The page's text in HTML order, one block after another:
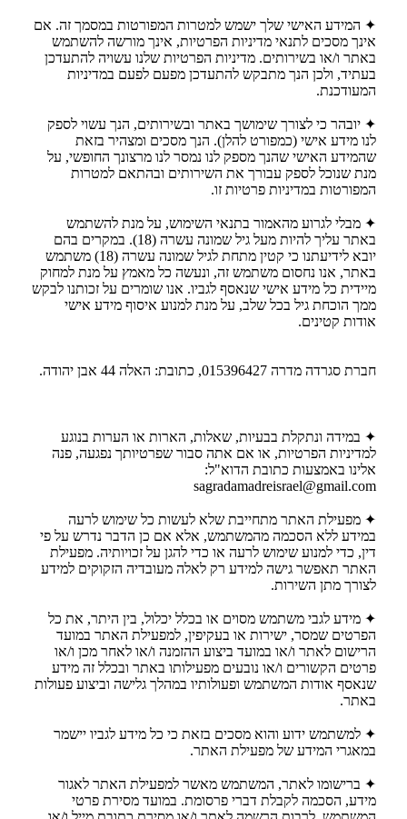
✦ המידע האישי שלך ישמש למטרות המפורטות במסמך זה. אם
אינך מסכים לתנאי מדיניות הפרטיות, אינך מורשה להשתמש
באתר ו/או בשירותים. מדיניות הפרטיות שלנו עשויה להתעדכן
בעתיד, ולכן הנך מתבקש להתעדכן מפעם לפעם במדיניות
המעודכנת.
✦ יובהר כי לצורך שימושך באתר ובשירותים, הנך עשוי לספק
לנו מידע אישי (כמפורט להלן). הנך מסכים ומצהיר בזאת
שהמידע האישי שהנך מספק לנו נמסר לנו מרצונך החופשי, על
מנת שנוכל לספק עבורך את השירותים ובהתאם למטרות
המפורטות במדיניות פרטיות זו.
✦ מבלי לגרוע מהאמור בתנאי השימוש, על מנת להשתמש
באתר עליך להיות מעל גיל שמונה עשרה (18). במקרים בהם
יובא לידיעתנו כי קטין מתחת לגיל שמונה עשרה (18) משתמש
באתר, אנו נחסום משתמש זה, ונעשה כל מאמץ על מנת למחוק
מיידית כל מידע אישי שנאסף לגביו. אנו שומרים על זכותנו לבקש
ממך הוכחת גיל בכל שלב, על מנת למנוע איסוף מידע אישי
אודות קטינים.
חברת סגרדה מדרה 015396427, כתובת: האלה 44 אבן יהודה.
✦ במידה ונתקלת בבעיות, שאלות, הארות או הערות בנוגע
למדיניות הפרטיות, או אם אתה סבור שפרטיותך נפגעה, פנה
אלינו באמצעות כתובת הדוא"ל:
sagradamadreisrael@gmail.com
✦ מפעילת האתר מתחייבת שלא לעשות כל שימוש לרעה
במידע ללא הסכמה מהמשתמש, אלא אם כן הדבר נדרש על פי
דין, כדי למנוע שימוש לרעה או כדי להגן על זכויותיה. מפעילת
האתר תאפשר גישה למידע רק לאלה מעובדיה הזקוקים למידע
לצורך מתן השירות.
✦ מידע לגבי משתמש מסוים או בכלל יכלול, בין היתר, את כל
הפרטים שמסר, ישירות או בעקיפין, למפעילת האתר במועד
הרישום לאתר ו/או במועד ביצוע ההזמנה ו/או לאחר מכן ו/או
פרטים הקשורים ו/או נובעים מפעילותו באתר ובכלל זה מידע
שנאסף אודות המשתמש ופעולותיו במהלך גלישה וביצוע פעולות
באתר.
✦ למשתמש ידוע והוא מסכים בזאת כי כל מידע לגביו יישמר
במאגרי המידע של מפעילת האתר.
✦ ברישומו לאתר, המשתמש מאשר למפעילת האתר לאגור
מידע, הסכמה לקבלת דברי פרסומת. במועד מסירת פרטי